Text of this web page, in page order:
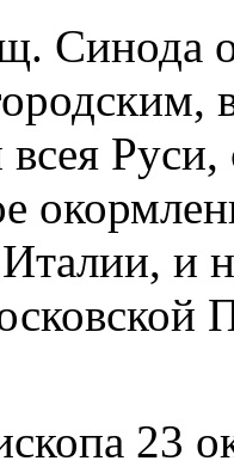
Синода
и
23